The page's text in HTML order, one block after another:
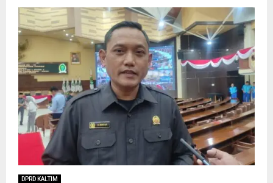
DPRD KALTIM